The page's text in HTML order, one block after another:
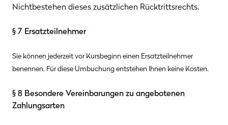
Nichtbestehen dieses zusätzlichen Rücktrittsrechts.
§ 7 Ersatzteilnehmer
Sie können jederzeit vor Kursbeginn einen Ersatzteilnehmer
benennen. Für diese Umbuchung entstehen Ihnen keine Kosten.
§ 8 Besondere Vereinbarungen zu angebotenen
Zahlungsarten